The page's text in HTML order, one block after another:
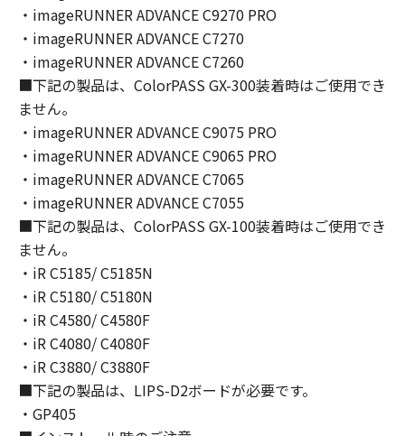
copyright notice of Canon or its licensors
contained in the SOFTWARE, including any
copy thereof.
4. OWNERSHIP
Canon and its licensors retain in all respects
the title, ownership and intellectual property
rights in and to the SOFTWARE. Except as
expressly provided herein, no license or right,
express or implied, is hereby conveyed or
granted by Canon to you for any intellectual
property of Canon and its licensors.
5. EXPORT CONTROL
You agree to comply with all export laws and
restrictions and regulations of the country
involved, and not to export or re-export,
directly or indirectly, the SOFTWARE in
violation of any such laws, restrictions and
regulations, or without all necessary
approvals.
6. SUPPORT AND UPDATE
・imageRUNNER ADVANCE C9270 PRO
・imageRUNNER ADVANCE C7270
・imageRUNNER ADVANCE C7260
■下記の製品は、ColorPASS GX-300装着時はご使用でき
ません。
・imageRUNNER ADVANCE C9075 PRO
・imageRUNNER ADVANCE C9065 PRO
・imageRUNNER ADVANCE C7065
・imageRUNNER ADVANCE C7055
■下記の製品は、ColorPASS GX-100装着時はご使用でき
ません。
・iR C5185/ C5185N
・iR C5180/ C5180N
・iR C4580/ C4580F
・iR C4080/ C4080F
・iR C3880/ C3880F
■下記の製品は、LIPS-D2ボードが必要です。
・GP405